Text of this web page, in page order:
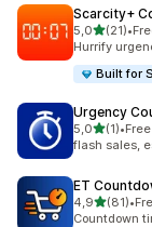
Scarcity+
5,0/ 5 tähteä
(21)
21 arvostelua
•
Hurrify
Built for
Urgency
5,0/ 5 tähteä
(1)
1 arvostelua
•
flash sales,
ET
4,9/ 5 tähteä
(81)
81 •
Countdown